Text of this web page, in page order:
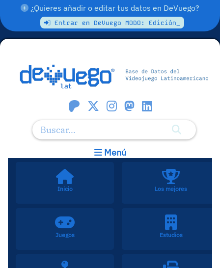
¿Quieres añadir o editar tus datos en DeVuego?
Entrar en DeVuego MODO: Edición_
Menú
Inicio Los mejores
Juegos Estudios